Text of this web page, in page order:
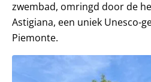
zwembad, omringd door de
Astigiana, een uniek Unesco-
Piemonte.